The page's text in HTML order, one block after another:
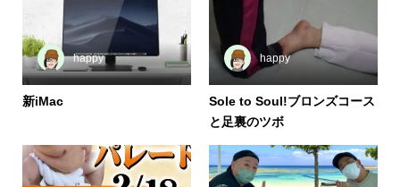
happy
新iMac
happy
Sole to Soul!ブロンズコース
と足裏のツボ